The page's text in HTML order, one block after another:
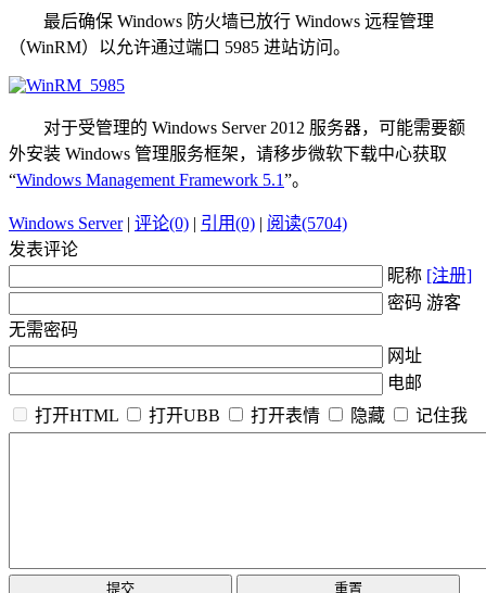
最后确保 Windows 防火墙已放行 Windows 远程管理
（WinRM）以允许通过端口 5985 进站访问。
对于受管理的 Windows Server 2012 服务器，可能需要额
外安装 Windows 管理服务框架，请移步微软下载中心获取
“Windows Management Framework 5.1”。
Windows Server| 评论(0) | 引用(0) | 阅读(5704)
发表评论
昵称 [注册]
密码 游客
无需密码
网址
电邮
打开HTML
打开UBB 打开表情 隐藏 记住我